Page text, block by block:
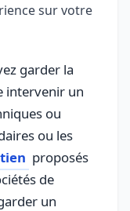
sur votre
garder la
intervenir un
ou
ou les
proposés
de
un